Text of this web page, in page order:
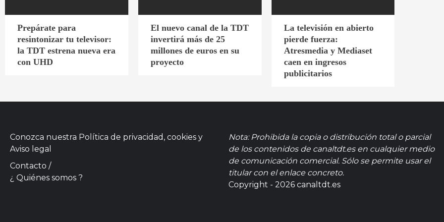
Prepárate para
resintonizar tu televisor:
la TDT estrena nueva era
con UHD
El nuevo canal de la TDT
invertirá más de 25
millones de euros en su
proyecto
La televisión en abierto
pierde fuerza:
Atresmedia y Mediaset
caen en ingresos
publicitarios
Conozca nuestra Política de privacidad, cookies y
Aviso legal
Contacto /
¿ Quiénes somos ?
Nota: Prohibida la copia o distribución total o parcial
de los contenidos de canaltdt.es en cualquier medio
de comunicación comercial. Sólo se permite usar el
titular con el enlace concreto.
Copyright - 2026 canaltdt.es